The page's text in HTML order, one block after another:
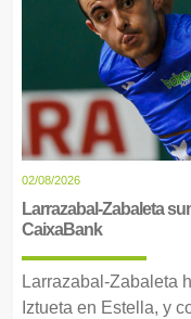
02/08/2026
Larrazabal-Zabaleta
CaixaBank
Larrazabal-Zabaleta
Iztueta en Estella, y